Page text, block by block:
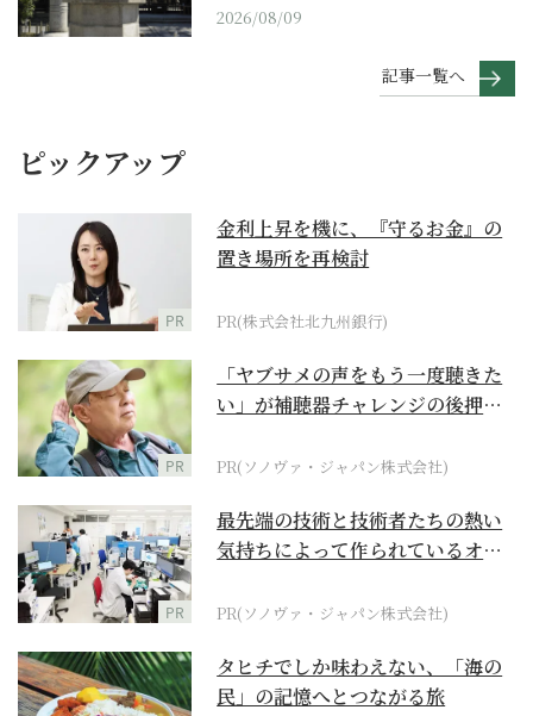
2026/08/09
記事一覧へ
ピックアップ
PR
金利上昇を機に、『守るお金』の
置き場所を再検討
PR(株式会社北九州銀行)
PR
「ヤブサメの声をもう一度聴きた
い」が補聴器チャレンジの後押し
PR(ソノヴァ・ジャパン株式会社)
PR
最先端の技術と技術者たちの熱い
気持ちによって作られているオー
PR(ソノヴァ・ジャパン株式会社)
タヒチでしか味わえない、「海の
民」の記憶へとつながる旅